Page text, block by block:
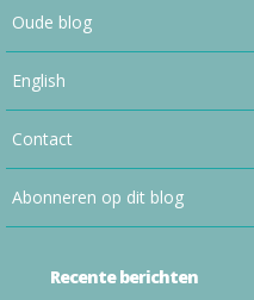
Oude blog
English
Contact
Abonneren op dit blog
Recente berichten